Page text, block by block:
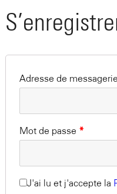
Adresse de messagerie
Mot de passe *
J'ai lu et j'accepte la